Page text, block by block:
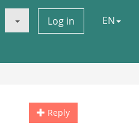
Log in EN
Reply